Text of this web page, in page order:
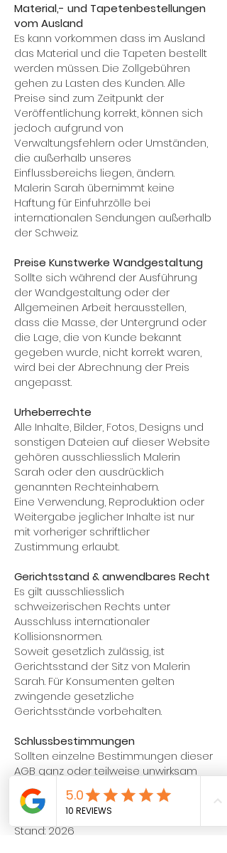
Material,- und Tapetenbestellungen
vom Ausland
Es kann vorkommen dass im Ausland
das Material und die Tapeten bestellt
werden müssen. Die Zollgebühren
gehen zu Lasten des Kunden. Alle
Preise sind zum Zeitpunkt der
Veröffentlichung korrekt, können sich
jedoch aufgrund von
Verwaltungsfehlern oder Umständen,
die außerhalb unseres
Einflussbereichs liegen, ändern.
Malerin Sarah übernimmt keine
Haftung für Einfuhrzölle bei
internationalen Sendungen außerhalb
der Schweiz.
Preise Kunstwerke Wandgestaltung
Sollte sich während der Ausführung
der Wandgestaltung oder der
Allgemeinen Arbeit herausstellen,
dass die Masse, der Untergrund oder
die Lage, die von Kunde bekannt
gegeben wurde, nicht korrekt waren,
wird bei der Abrechnung der Preis
angepasst.
Urheberrechte
Alle Inhalte, Bilder, Fotos, Designs und
sonstigen Dateien auf dieser Website
gehören ausschliesslich Malerin
Sarah oder den ausdrücklich
genannten Rechteinhabern.
Eine Verwendung, Reproduktion oder
Weitergabe jeglicher Inhalte ist nur
mit vorheriger schriftlicher
Zustimmung erlaubt.
Gerichtsstand & anwendbares Recht
Es gilt ausschliesslich
schweizerischen Rechts unter
Ausschluss internationaler
Kollisionsnormen.
Soweit gesetzlich zulässig, ist
Gerichtsstand der Sitz von Malerin
Sarah. Für Konsumenten gelten
zwingende gesetzliche
Gerichtsstände vorbehalten.
Schlussbestimmungen
Sollten einzelne Bestimmungen dieser
AGB ganz oder teilweise unwirksam
sein, bleibt die Gültigkeit der übrigen
Bestimmungen unberührt.
Stand: 2026